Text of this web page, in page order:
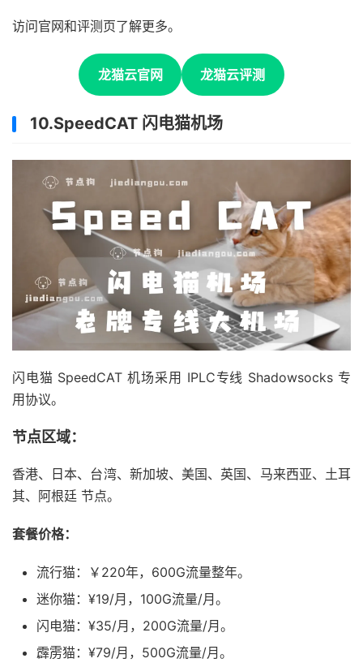
访问官网和评测页了解更多。
龙猫云官网 龙猫云评测
10.SpeedCAT 闪电猫机场
闪电猫 SpeedCAT 机场采用 IPLC专线 Shadowsocks 专
用协议。
节点区域：
香港、日本、台湾、新加坡、美国、英国、马来西亚、土耳
其、阿根廷 节点。
套餐价格：
流行猫：￥220年，600G流量整年。
迷你猫：¥19/月，100G流量/月。
闪电猫：¥35/月，200G流量/月。
霹雳猫：¥79/月，500G流量/月。